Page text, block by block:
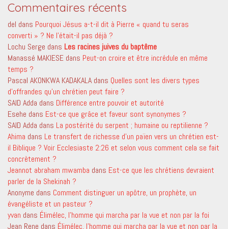
Commentaires récents
del dans Pourquoi Jésus a-t-il dit à Pierre « quand tu seras
converti » ? Ne l’était-il pas déjà ?
Lochu Serge dans Les racines juives du baptême
Manassé MAKIESE dans Peut-on croire et être incrédule en même
temps ?
Pascal AKONKWA KADAKALA dans Quelles sont les divers types
d’offrandes qu’un chrétien peut faire ?
SAID Adda dans Différence entre pouvoir et autorité
Esehe dans Est-ce que grâce et faveur sont synonymes ?
SAID Adda dans La postérité du serpent ; humaine ou reptilienne ?
Ahima dans Le transfert de richesse d’un païen vers un chrétien est-
il Biblique ? Voir Ecclesiaste 2:26 et selon vous comment cela se fait
concrètement ?
Jeannot abraham mwamba dans Est-ce que les chrétiens devraient
parler de la Shekinah ?
Anonyme dans Comment distinguer un apôtre, un prophète, un
évangéliste et un pasteur ?
yvan dans Élimélec, l’homme qui marcha par la vue et non par la foi
Jean Rene dans Élimélec, l’homme qui marcha par la vue et non par la